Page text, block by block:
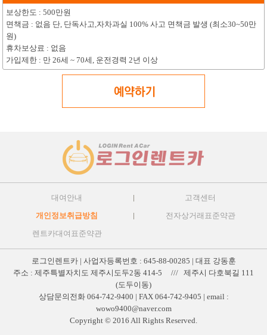
보상한도 : 500만원
면책금 : 없음 단, 단독사고,자차과실 100% 사고 면책금 발생 (최소30~50만
원)
휴차보상료 : 없음
가입제한 : 만 26세 ~ 70세, 운전경력 2년 이상
대여안내 고객센터
개인정보취급방침 전자상거래표준약관
렌트카대여표준약관
로그인렌트카 | 사업자등록번호 : 645-88-00285 | 대표 강동훈
주소 : 제주특별자치도 제주시도두2동 414-5 /// 제주시 다호북길 111
(도두이동)
상담문의전화 064-742-9400 | FAX 064-742-9405 | email :
wowo9400@naver.com
Copyright © 2016 All Rights Reserved.